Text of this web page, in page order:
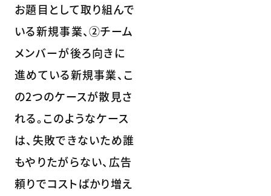
お題目として取り組んで
いる新規事業、②チーム
メンバーが後ろ向きに
進めている新規事業、こ
の2つのケースが散見さ
れる。このようなケース
は、失敗できないため誰
もやりたがらない、広告
頼りでコストばかり増え